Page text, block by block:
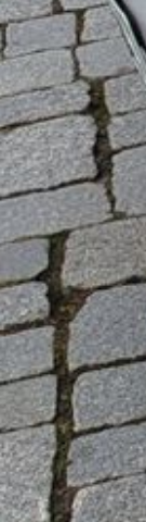
Schwerpunkte
Jobs
Datenschutz,
Impressum